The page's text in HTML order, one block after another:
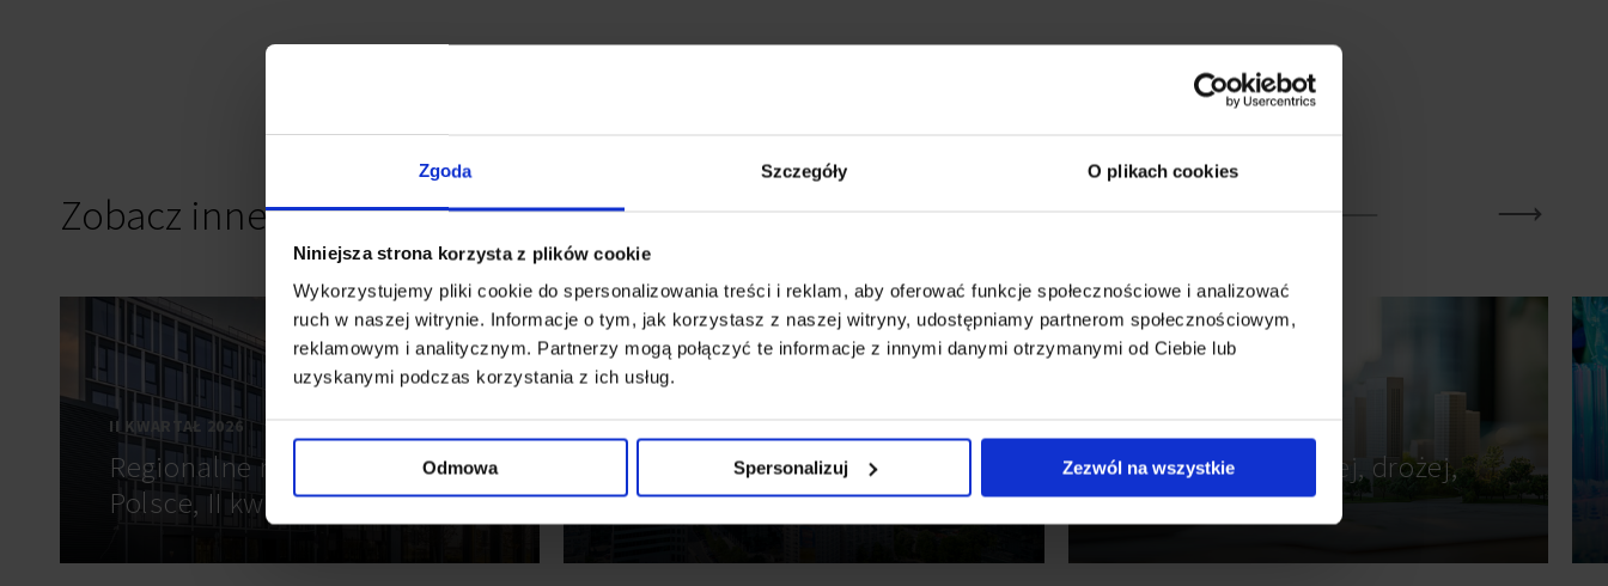
Zgoda Szczegóły O plikach cookies
Niniejsza strona korzysta z plików cookie
Wykorzystujemy pliki cookie do spersonalizowania treści i reklam, aby oferować funkcje społecznościowe i analizować
ruch w naszej witrynie. Informacje o tym, jak korzystasz z naszej witryny, udostępniamy partnerom społecznościowym,
reklamowym i analitycznym. Partnerzy mogą połączyć te informacje z innymi danymi otrzymanymi od Ciebie lub
uzyskanymi podczas korzystania z ich usług.
Odmowa Spersonalizuj Zezwól na wszystkie
Zobacz inne raporty
II KWARTAŁ 2026
Regionalne rynki biurowe w
Polsce, II kw. 2026 r.
Warszawski rynek biurowy, II
kw. 2026
Grunty 2026: mniej, drożej,
inaczej